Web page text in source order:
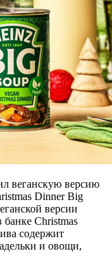
веганскую версию
Dinner Big
версии
Christmas
содержит
и овощи,